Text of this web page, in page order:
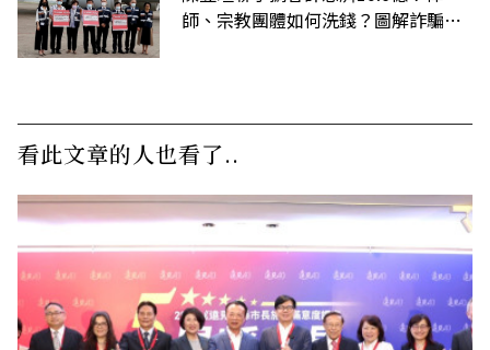
師、宗教團體如何洗錢？圖解詐騙關
看此文章的人也看了..